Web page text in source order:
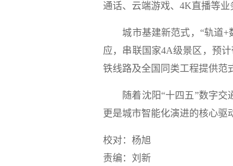
通话、云端游戏、4K直播等业
城市基建新范式，“轨道+数
应‌，串联国家4A级景区，预
铁线路及全国同类工程提供范
随着沈阳“十四五”数字交通
更是城市智能化演进的核心驱
校对：杨旭
责编：刘新